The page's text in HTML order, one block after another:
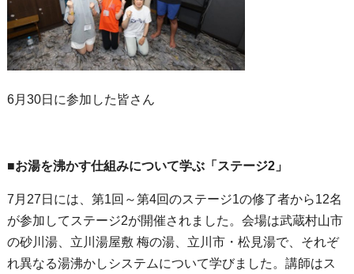
6月30日に参加した皆さん
■お湯を沸かす仕組みについて学ぶ「ステージ2」
7月27日には、第1回～第4回のステージ1の修了者から12名
が参加してステージ2が開催されました。会場は武蔵村山市
の砂川湯、立川湯屋敷 梅の湯、立川市・松見湯で、それぞ
れ異なる湯沸かしシステムについて学びました。講師はス